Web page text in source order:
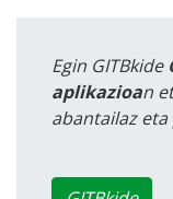
Egin GITBkide
aplikazioan
abantailaz